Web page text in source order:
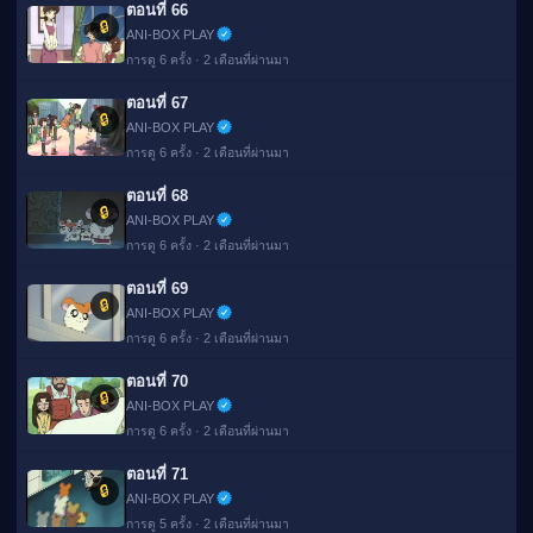
🔒
ตอนที่ 66
ANI-BOX PLAY
การดู 6 ครั้ง · 2 เดือนที่ผ่านมา
🔒
ตอนที่ 67
ANI-BOX PLAY
การดู 6 ครั้ง · 2 เดือนที่ผ่านมา
🔒
ตอนที่ 68
ANI-BOX PLAY
การดู 6 ครั้ง · 2 เดือนที่ผ่านมา
🔒
ตอนที่ 69
ANI-BOX PLAY
การดู 6 ครั้ง · 2 เดือนที่ผ่านมา
🔒
ตอนที่ 70
ANI-BOX PLAY
การดู 6 ครั้ง · 2 เดือนที่ผ่านมา
🔒
ตอนที่ 71
ANI-BOX PLAY
การดู 5 ครั้ง · 2 เดือนที่ผ่านมา